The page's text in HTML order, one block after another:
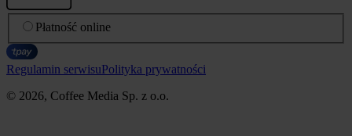
Płatność online
Regulamin serwisuPolityka prywatności
© 2026, Coffee Media Sp. z o.o.